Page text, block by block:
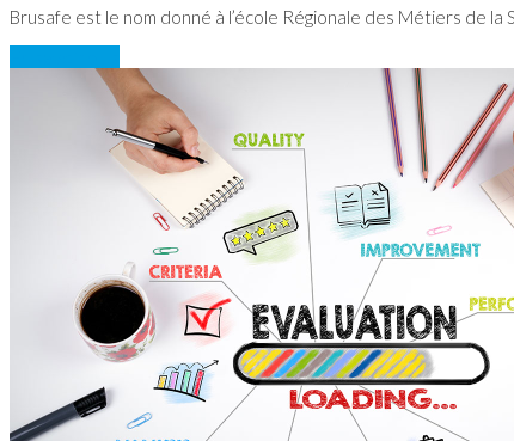
Brusafe est le nom donné à l’école Régionale des Métiers de